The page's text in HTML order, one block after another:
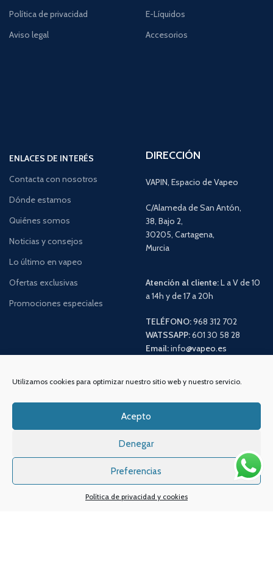
Utilizamos cookies para optimizar nuestro sitio web y nuestro servicio.
Acepto
Denegar
Preferencias
Política de privacidad y cookies
Política de privacidad
Aviso legal
E-Líquidos
Accesorios
ENLACES DE INTERÉS
Contacta con nosotros
Dónde estamos
Quiénes somos
Noticias y consejos
Lo último en vapeo
Ofertas exclusivas
Promociones especiales
DIRECCIÓN
VAPIN, Espacio de Vapeo
C/Alameda de San Antón,
38, Bajo 2,
30205, Cartagena,
Murcia
Atención al cliente:L a V de 10
a 14h y de 17 a 20h
TELÉFONO:968 312 702
WATSSAPP:601 30 58 28
Email:info@vapeo.es
Sistemas de pagos Sistema de envío